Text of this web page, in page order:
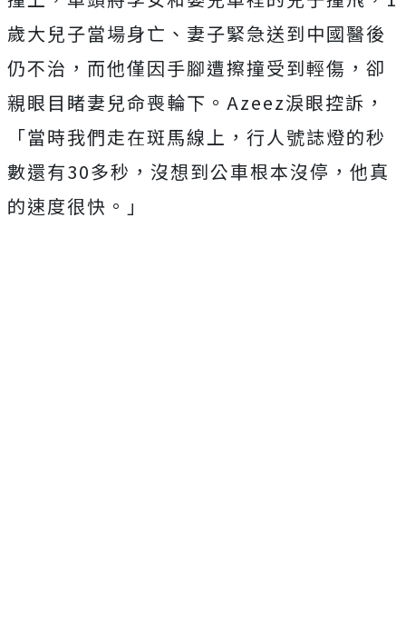
歲大兒子當場身亡、妻子緊急送到中國醫後
仍不治，而他僅因手腳遭擦撞受到輕傷，卻
親眼目睹妻兒命喪輪下。Azeez淚眼控訴，
「當時我們走在斑馬線上，行人號誌燈的秒
數還有30多秒，沒想到公車根本沒停，他真
的速度很快。」